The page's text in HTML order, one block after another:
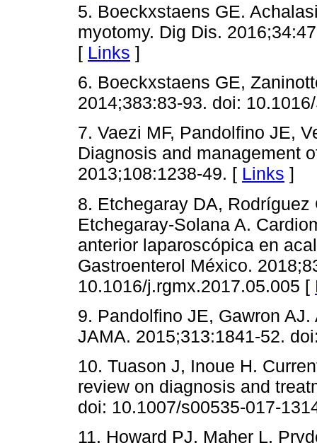
5. Boeckxstaens GE.
myotomy. Dig Dis.
[ Links ]
6. Boeckxstaens GE,
2014;383:83-93. doi:
7. Vaezi MF, Pandolfino JE,
Diagnosis and management
2013;108:1238-49. [ Links ]
8. Etchegaray DA, Rodríguez
Etchegaray-Solana A.
anterior laparoscópica en
Gastroenterol México.
10.1016/j.rgmx.2017.05.005 [
9. Pandolfino JE, Gawron
JAMA. 2015;313:1841-52.
10. Tuason J, Inoue H.
review on diagnosis and
doi: 10.1007/s00535-017-
11. Howard PJ, Maher L,